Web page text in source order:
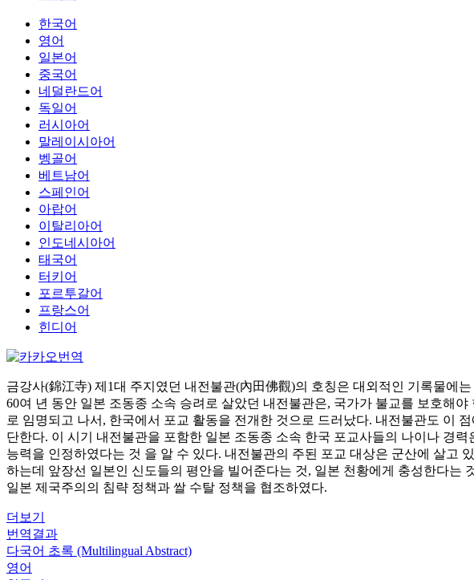
한국어
영어
일본어
중국어
네덜란드어
독일어
러시아어
말레이시아어
벵골어
베트남어
스페인어
아랍어
이탈리아어
인도네시아어
태국어
터키어
포르투갈어
프랑스어
힌디어
금강사(錦江寺) 제1대 주지였던 내전불관(內田佛觀)의 호칭은 대외적인 기록물에
60여 년 동안 일본 조동종 소속 승려로 살았던 내전불관은, 국가가 불교를 보호해
로 임명되고 나서, 한국에서 포교 활동을 전개한 것으로 드러났다. 내전불관도 이
단한다. 이 시기 내전불관을 포함한 일본 조동종 소속 한국 포교사들의 나이나 경
능력을 인정하였다는 것 을 알 수 있다. 내전불관의 주된 포교 대상은 군산에 살고
하는데 앞장선 일본인 신도들의 평안을 빌어준다는 것, 일본 천황에게 충성한다는
일본 제국주의의 침략 정책과 쌀 수탈 정책을 협조하였다.
더보기
번역결과
다국어 초록 (Multilingual Abstract)
영어